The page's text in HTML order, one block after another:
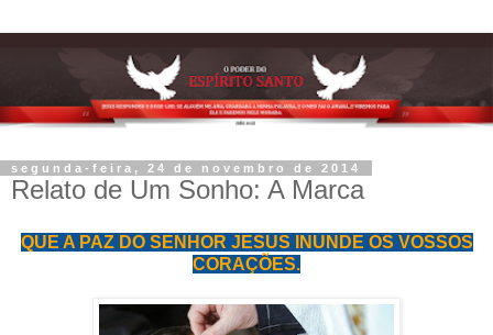
segunda-feira, 24 de novembro de 2014
Relato de Um Sonho: A Marca
QUE A PAZ DO SENHOR JESUS INUNDE OS VOSSOS
CORAÇÕES.